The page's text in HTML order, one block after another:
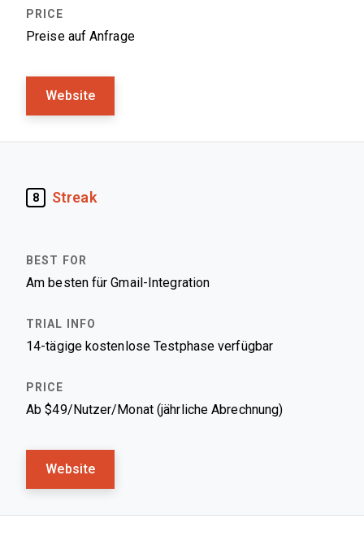
Preise auf Anfrage
Website
8 Streak
Am besten für Gmail-Integration
14-tägige kostenlose Testphase verfügbar
Ab $49/Nutzer/Monat (jährliche Abrechnung)
Website